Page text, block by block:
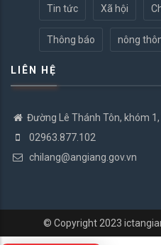
Tin tức Xã hội
Thông báo nông
LIÊN HỆ
Đường Lê Thánh Tôn, khóm
02963.877.102
chilang@angiang.gov.vn
© Copyright 2023